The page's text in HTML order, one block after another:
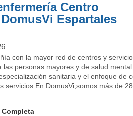
Centro
Espartales
con la mayor red de centros y
las personas mayores y de salud
sanitaria y el enfoque de
servicios.En DomusVi,somos más de